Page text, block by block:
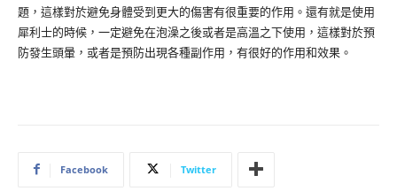
題，這樣對於避免身體受到更大的傷害有很重要的作用。還有就是使用
犀利士的時候，一定避免在泡澡之後或者是高溫之下使用，這樣對於預
防發生頭暈，或者是預防出現各種副作用，有很好的作用和效果。
Facebook Twitter